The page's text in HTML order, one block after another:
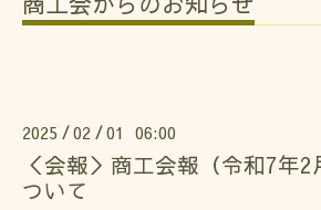
2025 /02 /01 06:00
＜会報＞商工会報（令和7年
ついて